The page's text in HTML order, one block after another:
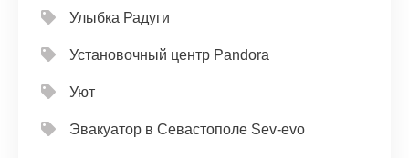
Улыбка Радуги
Установочный центр Pandora
Уют
Эвакуатор в Севастополе Sev-evo